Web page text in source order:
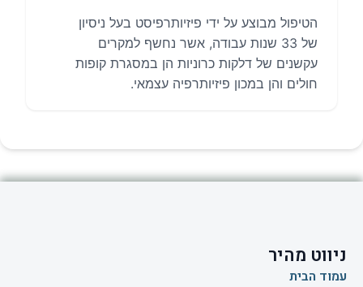
הטיפול מבוצע על ידי פיזיותרפיסט בעל ניסיון
של 33 שנות עבודה, אשר נחשף למקרים
עקשנים של דלקות כרוניות הן במסגרת קופות
חולים והן במכון פיזיותרפיה עצמאי.
ניווט מהיר
עמוד הבית